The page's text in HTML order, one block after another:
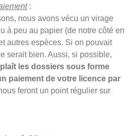
:
nous avons vécu un virage
à peu au papier (de notre côté en
autres espèces. Si on pouvait
serait bien. Aussi, si possible,
les dossiers sous forme
paiement de votre licence par
feront un point régulier sur